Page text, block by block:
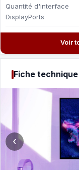
Quantité d'interface
DisplayPorts
Voir
Fiche technique
‹